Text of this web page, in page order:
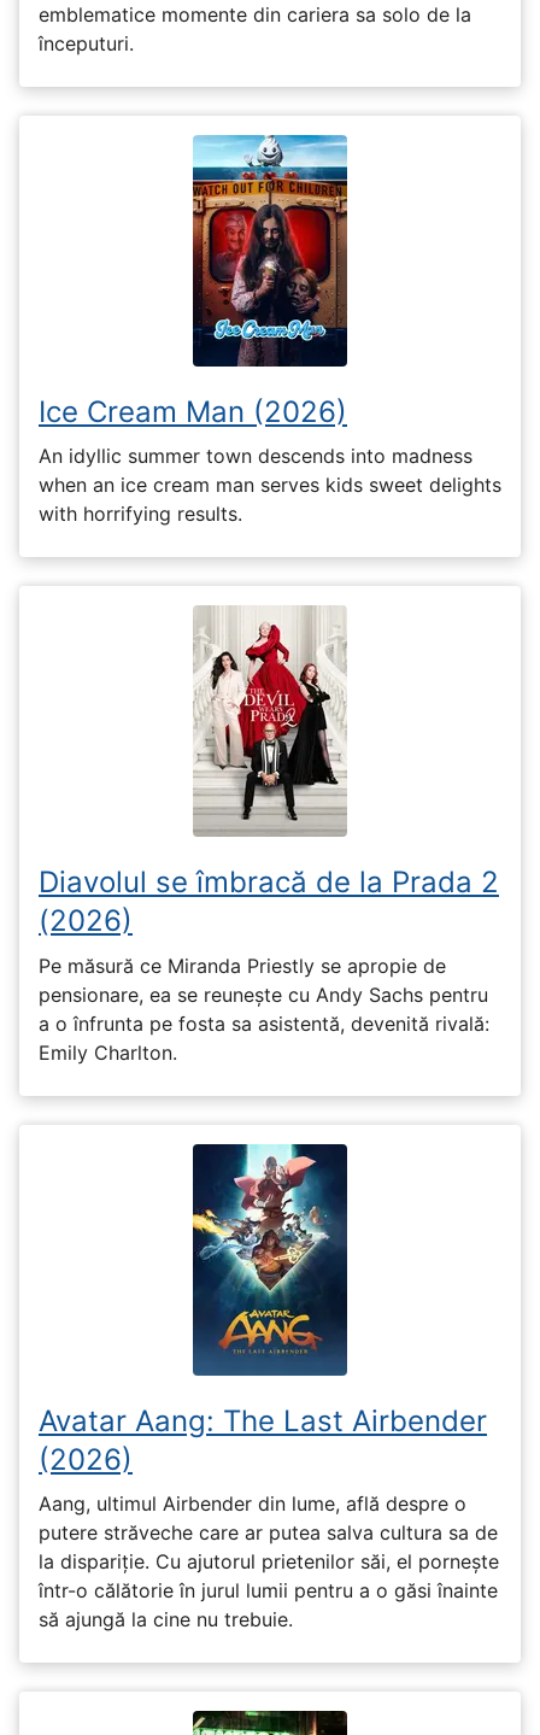
emblematice momente din cariera sa solo de la
începuturi.
Ice Cream Man (2026)
An idyllic summer town descends into madness
when an ice cream man serves kids sweet delights
with horrifying results.
Diavolul se îmbracă de la Prada 2
(2026)
Pe măsură ce Miranda Priestly se apropie de
pensionare, ea se reunește cu Andy Sachs pentru
a o înfrunta pe fosta sa asistentă, devenită rivală:
Emily Charlton.
Avatar Aang: The Last Airbender
(2026)
Aang, ultimul Airbender din lume, află despre o
putere străveche care ar putea salva cultura sa de
la dispariție. Cu ajutorul prietenilor săi, el pornește
într-o călătorie în jurul lumii pentru a o găsi înainte
să ajungă la cine nu trebuie.